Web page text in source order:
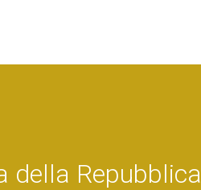
della Repubblica